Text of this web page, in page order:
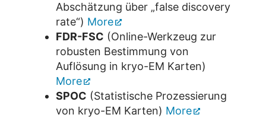
Abschätzung über „false discovery
rate“) More
FDR-FSC (Online-Werkzeug zur
robusten Bestimmung von
Auflösung in kryo-EM Karten)
More
SPOC (Statistische Prozessierung
von kryo-EM Karten) More